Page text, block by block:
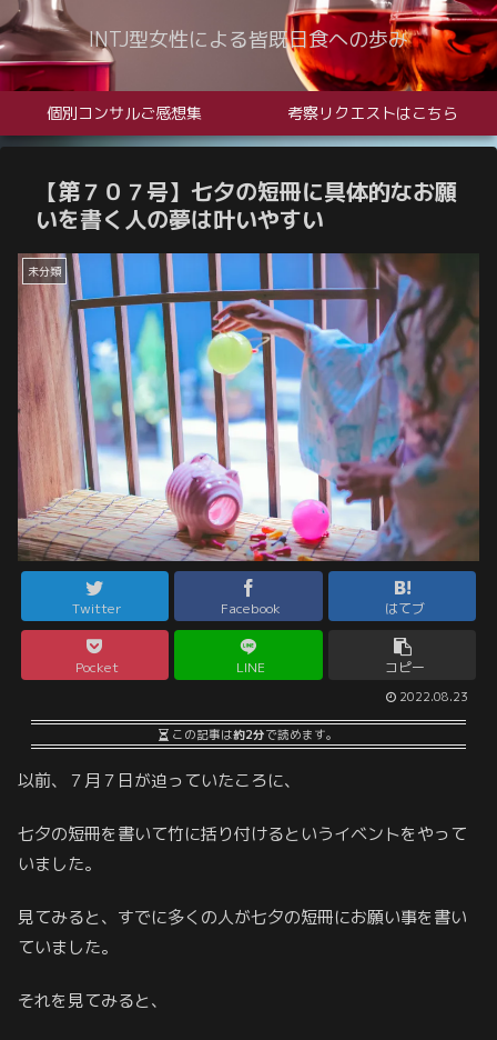
INTJ型女性による皆既日食への歩み
個別コンサルご感想集 考察リクエストはこちら
【第７０７号】七夕の短冊に具体的なお願
いを書く人の夢は叶いやすい
未分類
Twitter Facebook はてブ
Pocket LINE コピー
2022.08.23
この記事は約2分で読めます。
以前、７月７日が迫っていたころに、
七夕の短冊を書いて竹に括り付けるというイベントをやって
いました。
見てみると、すでに多くの人が七夕の短冊にお願い事を書い
ていました。
それを見てみると、